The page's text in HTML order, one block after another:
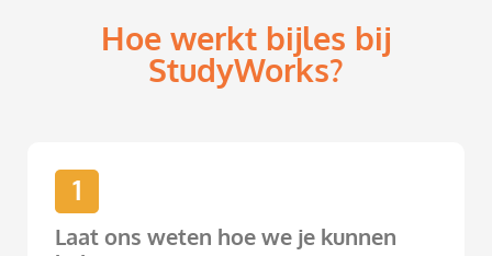
Hoe werkt bijles bij
StudyWorks?
1
Laat ons weten hoe we je kunnen